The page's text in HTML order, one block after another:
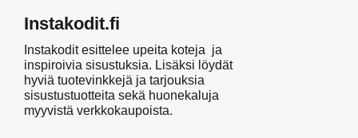
Instakodit.fi
Instakodit esittelee upeita koteja ja
inspiroivia sisustuksia. Lisäksi löydät
hyviä tuotevinkkejä ja tarjouksia
sisustustuotteita sekä huonekaluja
myyvistä verkkokaupoista.